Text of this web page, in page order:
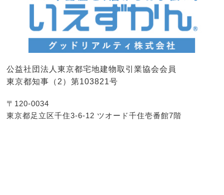
公益社団法人東京都宅地建物取引業協会会員
東京都知事（2）第103821号
〒120-0034
東京都足立区千住3-6-12 ツオード千住壱番館7階